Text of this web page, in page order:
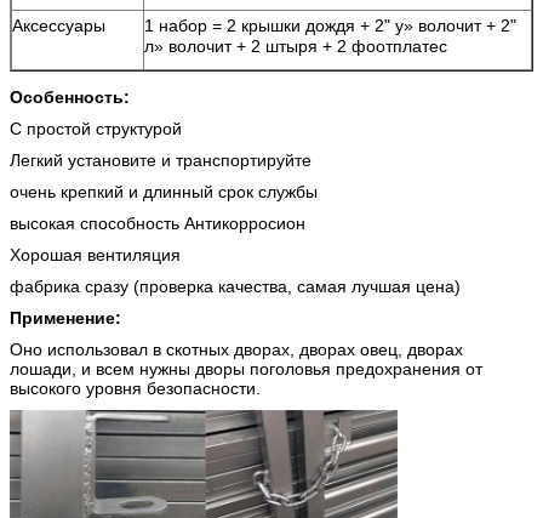
Аксессуары
1 набор = 2 крышки дождя + 2" у» волочит + 2"
л» волочит + 2 штыря + 2 фоотплатес
Особенность:
С простой структурой
Легкий установите и транспортируйте
очень крепкий и длинный срок службы
высокая способность Антикорросион
Хорошая вентиляция
фабрика сразу (проверка качества, самая лучшая цена)
Применение:
Оно использовал в скотных дворах, дворах овец, дворах
лошади, и всем нужны дворы поголовья предохранения от
высокого уровня безопасности.